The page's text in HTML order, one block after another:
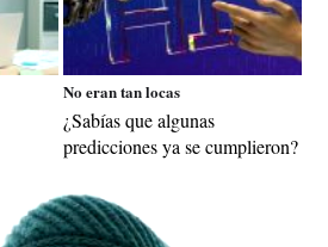
No eran tan locas
¿Sabías que algunas
predicciones ya se cumplieron?